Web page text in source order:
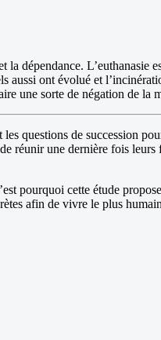
dépendance. L’euthanasie
ont évolué et
une sorte de négation de la
questions de succession
réunir une dernière fois
pourquoi cette étude
afin de vivre le plus